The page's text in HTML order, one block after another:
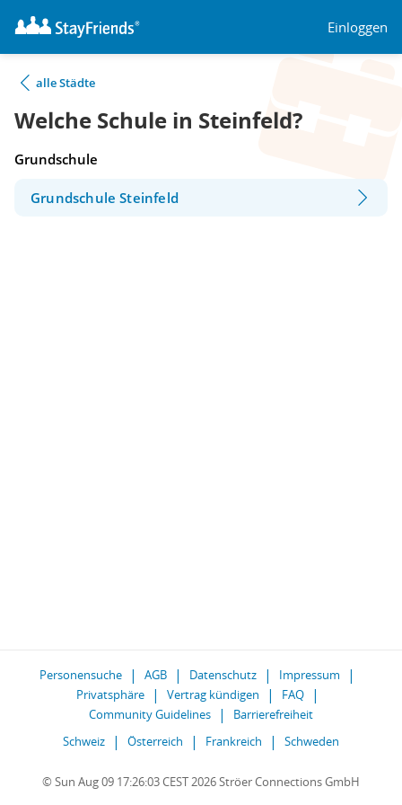
Einloggen
alle Städte
Welche Schule in Steinfeld?
Grundschule
Grundschule Steinfeld
Personensuche AGB Datenschutz
Impressum
Privatsphäre
Vertrag kündigen
FAQ
Community Guidelines
Barrierefreiheit
Schweiz
Österreich Frankreich Schweden
© Sun Aug 09 17:26:03 CEST 2026 Ströer Connections GmbH